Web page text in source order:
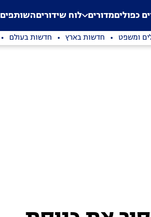
Application error: a
. כפוליםמדורים לוח שידוריםהשותפים
ומשפט חדשות בארץ חדשות בעולם